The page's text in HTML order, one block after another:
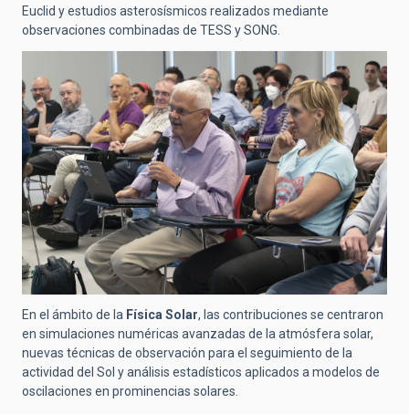
Euclid y estudios asterosísmicos realizados mediante
observaciones combinadas de TESS y SONG.
En el ámbito de la Física Solar, las contribuciones se centraron
en simulaciones numéricas avanzadas de la atmósfera solar,
nuevas técnicas de observación para el seguimiento de la
actividad del Sol y análisis estadísticos aplicados a modelos de
oscilaciones en prominencias solares.